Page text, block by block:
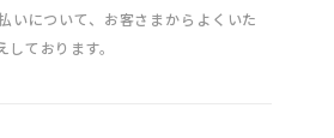
いについて、お客さまからよくいた
ております。